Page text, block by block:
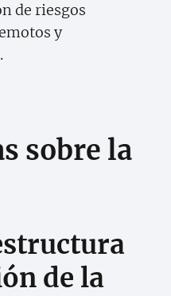
de riesgos
y
sobre la
de la